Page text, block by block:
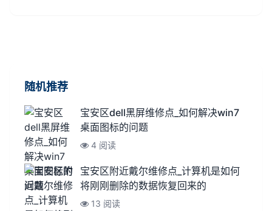
随机推荐
宝安区dell黑屏维修点_如何解决win7
桌面图标的问题
4 阅读
宝安区附近戴尔维修点_计算机是如何
将刚刚删除的数据恢复回来的
13 阅读